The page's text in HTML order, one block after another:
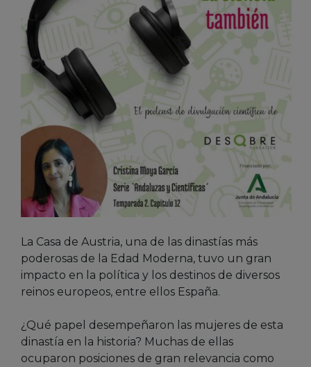
La Casa de Austria, una de las dinastías más
poderosas de la Edad Moderna, tuvo un gran
impacto en la política y los destinos de diversos
reinos europeos, entre ellos España.
¿Qué papel desempeñaron las mujeres de esta
dinastía en la historia? Muchas de ellas
ocuparon posiciones de gran relevancia como